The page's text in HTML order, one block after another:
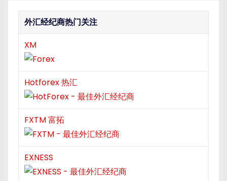
o
n
外汇经纪商热门关注
XM
Hotforex 热汇
FXTM 富拓
EXNESS